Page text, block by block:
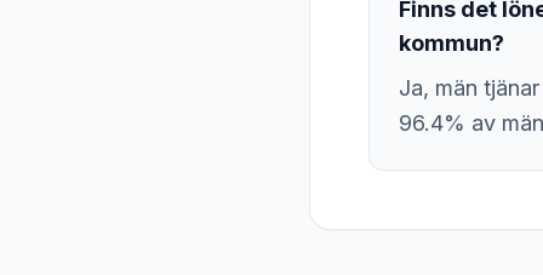
Finns det
kommun?
Ja, män
96.4% av